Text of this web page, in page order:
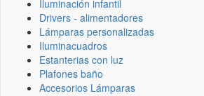
Iluminación infantil
Drivers - alimentadores
Lámparas personalizadas
Iluminacuadros
Estanterias con luz
Plafones baño
Accesorios Lámparas